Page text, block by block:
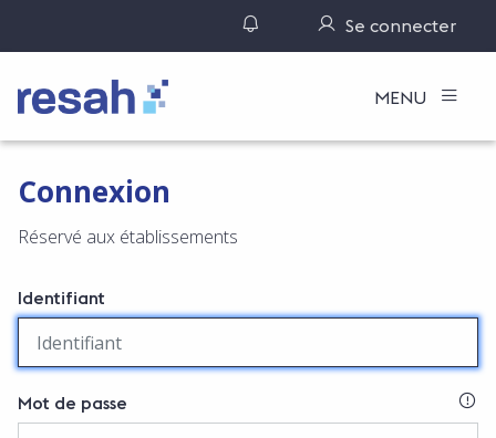
Gérer ses notifications
Se connecter
Logo Resah MENU
Connexion
Réservé aux établissements
Identifiant
Mot de passe